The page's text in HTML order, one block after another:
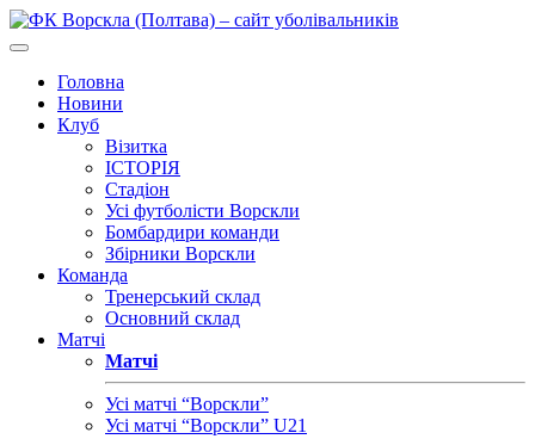
Головна
Новини
Клуб
Візитка
ІСТОРІЯ
Стадіон
Усі футболісти Ворскли
Бомбардири команди
Збірники Ворскли
Команда
Тренерський склад
Основний склад
Матчі
Матчі
Усі матчі “Ворскли”
Усі матчі “Ворскли” U21